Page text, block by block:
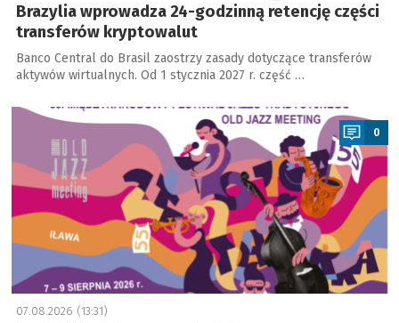
Brazylia wprowadza 24-godzinną retencję części
transferów kryptowalut
Banco Central do Brasil zaostrzy zasady dotyczące transferów
aktywów wirtualnych. Od 1 stycznia 2027 r. część …
a
0
07.08.2026 (13:31)